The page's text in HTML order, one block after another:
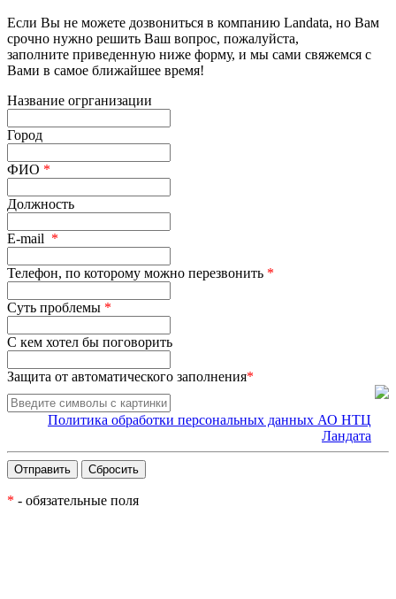
Если Вы не можете дозвониться в компанию Landata, но Вам
срочно нужно решить Ваш вопрос, пожалуйста,
заполните приведенную ниже форму, и мы сами свяжемся с
Вами в самое ближайшее время!
Название огрганизации
Город
ФИО *
Должность
E-mail *
Телефон, по которому можно перезвонить *
Суть проблемы *
С кем хотел бы поговорить
Защита от автоматического заполнения*
Политика обработки персональных данных АО НТЦ
Ландата
* - обязательные поля